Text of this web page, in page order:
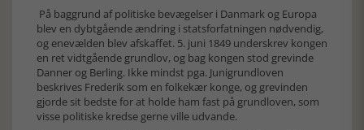
På baggrund af politiske bevægelser i Danmark og Europa
blev en dybtgående ændring i statsforfatningen nødvendig,
og enevælden blev afskaffet. 5. juni 1849 underskrev kongen
en ret vidtgående grundlov, og bag kongen stod grevinde
Danner og Berling. Ikke mindst pga. Junigrundloven
beskrives Frederik som en folkekær konge, og grevinden
gjorde sit bedste for at holde ham fast på grundloven, som
visse politiske kredse gerne ville udvande.